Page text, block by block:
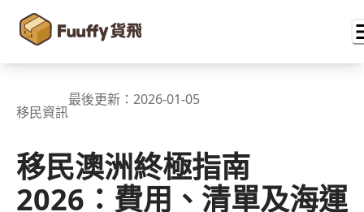
移民資訊
最後更新： 2026-01-05
移民澳洲終極指南
2026：費用、清單及海運